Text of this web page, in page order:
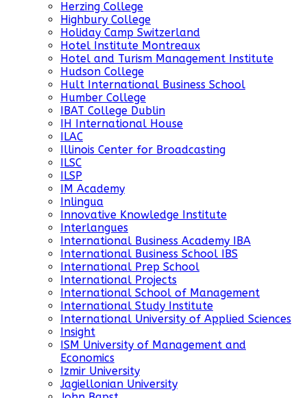
Herzing College
Highbury College
Holiday Camp Switzerland
Hotel Institute Montreaux
Hotel and Turism Management Institute
Hudson College
Hult International Business School
Humber College
IBAT College Dublin
IH International House
ILAC
Illinois Center for Broadcasting
ILSC
ILSP
IM Academy
Inlingua
Innovative Knowledge Institute
Interlangues
International Business Academy IBA
International Business School IBS
International Prep School
International Projects
International School of Management
International Study Institute
International University of Applied Sciences
Insight
ISM University of Management and
Economics
Izmir University
Jagiellonian University